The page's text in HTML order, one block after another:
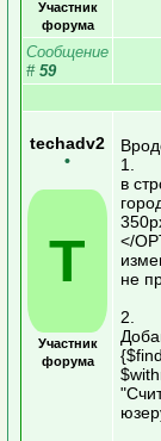
Участник
форума
Сообщение
# 59
techadv2
•
T
Участник
форума
1.
в
</
не
2.